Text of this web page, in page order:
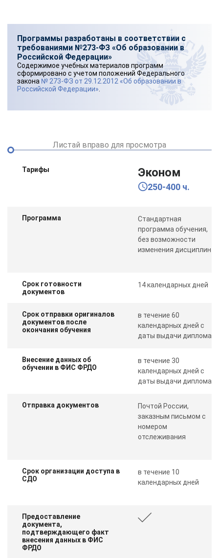
Программы разработаны в соответствии с
требованиями №273-ФЗ «Об образовании в
Российской Федерации»
Содержимое учебных материалов программ
сформировано с учетом положений Федерального
закона № 273-ФЗ от 29.12.2012 «Об образовании в
Российской Федерации»
Листай вправо для просмотра
Тарифы Эконом
250-400 ч.
Программа
Стандартная
программа обучения,
без возможности
изменения дисциплин
Срок готовности
документов
14 календарных дней
Срок отправки оригиналов
документов после
окончания обучения
в течение 60
календарных дней с
даты выдачи диплома
Внесение данных об
обучении в ФИС ФРДО
в течение 30
календарных дней с
даты выдачи диплома
Отправка документов
Почтой России,
заказным письмом с
номером
отслеживания
Срок организации доступа в
СДО
в течение 10
календарных дней
Предоставление
документа,
подтверждающего факт
внесения данных в ФИС
ФРДО